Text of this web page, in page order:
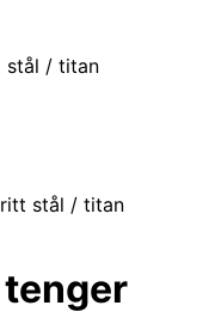
stål / titan
stål / titan
tenger